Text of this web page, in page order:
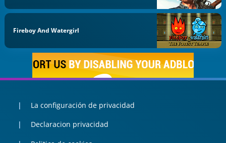
Fireboy And Watergirl
La configuración de privacidad
Declaracion privacidad